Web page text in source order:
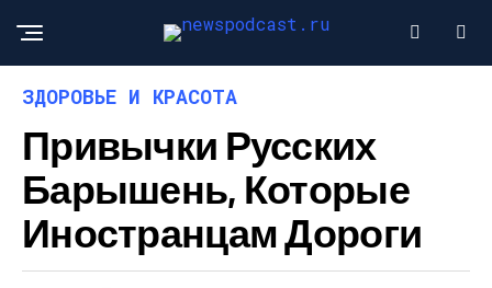
ЗДОРОВЬЕ И КРАСОТА
Привычки Русских
Барышень, Которые
Иностранцам Дороги